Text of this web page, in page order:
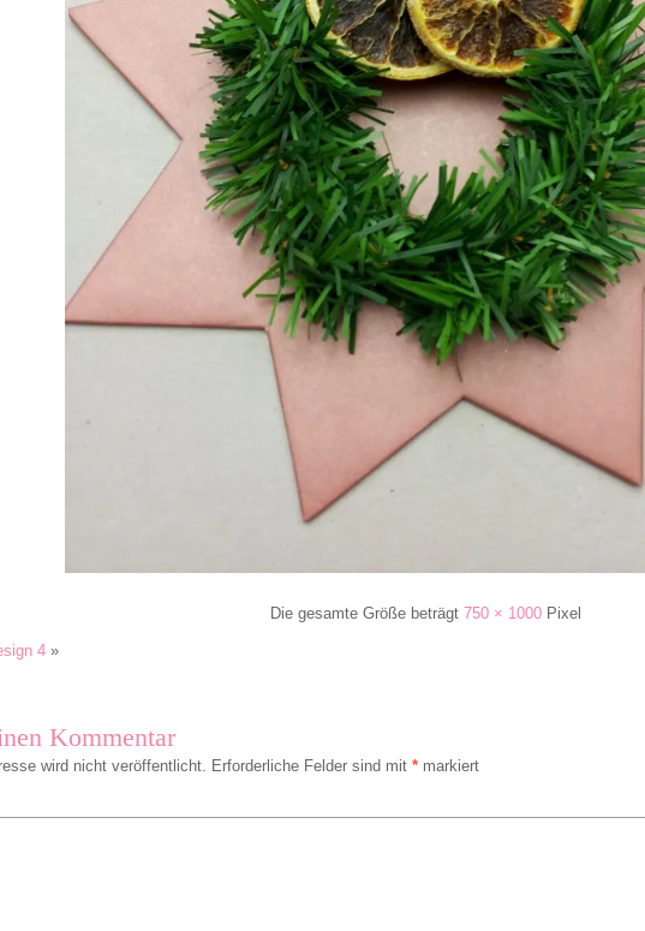
Die gesamte Größe beträgt 750 × 1000Pixel
4 »
Kommentar
wird nicht veröffentlicht. Erforderliche Felder sind mit * markiert